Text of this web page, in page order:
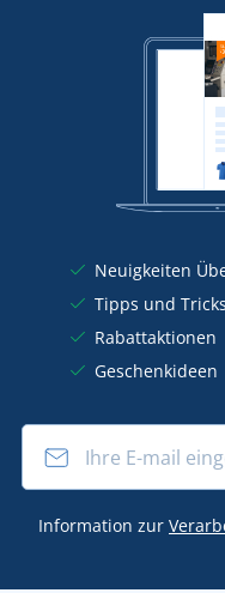
Neuigkeiten
Tipps und
Rabattaktionen
Geschenkideen
Information zur